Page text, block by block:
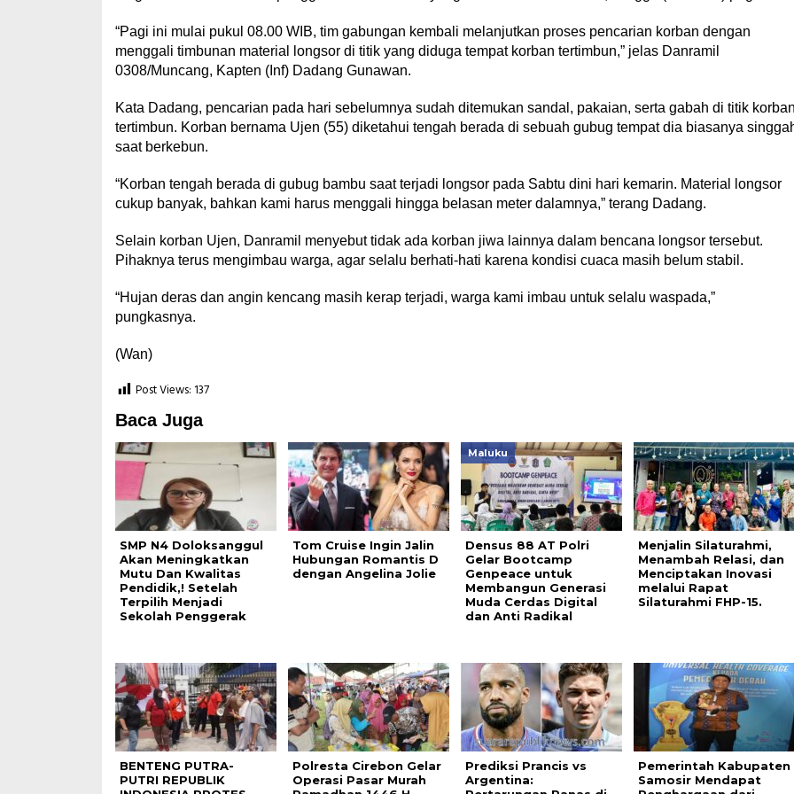
“Pagi ini mulai pukul 08.00 WIB, tim gabungan kembali melanjutkan proses pencarian korban dengan
menggali timbunan material longsor di titik yang diduga tempat korban tertimbun,” jelas Danramil
0308/Muncang, Kapten (Inf) Dadang Gunawan.
Kata Dadang, pencarian pada hari sebelumnya sudah ditemukan sandal, pakaian, serta gabah di titik
tertimbun. Korban bernama Ujen (55) diketahui tengah berada di sebuah gubug tempat dia biasanya
saat berkebun.
“Korban tengah berada di gubug bambu saat terjadi longsor pada Sabtu dini hari kemarin. Material longsor
cukup banyak, bahkan kami harus menggali hingga belasan meter dalamnya,” terang Dadang.
Selain korban Ujen, Danramil menyebut tidak ada korban jiwa lainnya dalam bencana longsor tersebut.
Pihaknya terus mengimbau warga, agar selalu berhati-hati karena kondisi cuaca masih belum stabil.
“Hujan deras dan angin kencang masih kerap terjadi, warga kami imbau untuk selalu waspada,”
pungkasnya.
(Wan)
Post Views: 137
Baca Juga
SMP N4 Doloksanggul
Akan Meningkatkan
Mutu Dan Kwalitas
Pendidik,! Setelah
Terpilih Menjadi
Sekolah Penggerak
Tom Cruise Ingin Jalin
Hubungan Romantis D
dengan Angelina Jolie
Maluku
Densus 88 AT Polri
Gelar Bootcamp
Genpeace untuk
Membangun Generasi
Muda Cerdas Digital
dan Anti Radikal
Menjalin Silaturahmi,
Menambah Relasi, dan
Menciptakan Inovasi
melalui Rapat
Silaturahmi FHP-15.
BENTENG PUTRA-
PUTRI REPUBLIK
Polresta Cirebon Gelar
Operasi Pasar Murah
Prediksi Prancis vs
Argentina:
Pemerintah Kabupaten
Samosir Mendapat